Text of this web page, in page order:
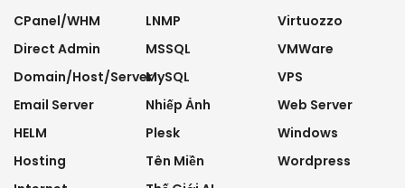
CPanel/WHM
Direct Admin
Domain/Host/Server
Email Server
HELM
Hosting
LNMP
MSSQL
MySQL
Nhiếp Ảnh
Plesk
Tên Miền
Virtuozzo
VMWare
VPS
Web Server
Windows
Wordpress